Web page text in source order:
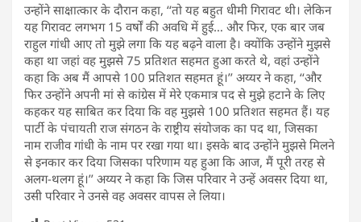
उन्होंने साक्षात्कार के दौरान कहा, ‘‘तो यह बहुत धीमी गिरावट थी। लेकिन
यह गिरावट लगभग 15 वर्षों की अवधि में हुई… और फिर, एक बार जब
राहुल गांधी आए तो मुझे लगा कि यह बढ़ने वाला है। क्योंकि उन्होंने मुझसे
कहा था जहां वह मुझसे 75 प्रतिशत सहमत हुआ करते थे, वहां उन्होंने
कहा कि अब मैं आपसे 100 प्रतिशत सहमत हूं।’’ अय्यर ने कहा, ‘‘और
फिर उन्होंने अपनी मां से कांग्रेस में मेरे एकमात्र पद से मुझे हटाने के लिए
कहकर यह साबित कर दिया कि वह मुझसे 100 प्रतिशत सहमत हैं। यह
पार्टी के पंचायती राज संगठन के राष्ट्रीय संयोजक का पद था, जिसका
नाम राजीव गांधी के नाम पर रखा गया था। इसके बाद उन्होंने मुझसे मिलने
से इनकार कर दिया जिसका परिणाम यह हुआ कि आज, मैं पूरी तरह से
अलग-थलग हूं।’’ अय्यर ने कहा कि जिस परिवार ने उन्हें अवसर दिया था,
उसी परिवार ने उनसे वह अवसर वापस ले लिया।